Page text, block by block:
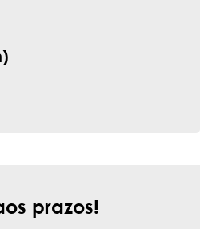
prazos!